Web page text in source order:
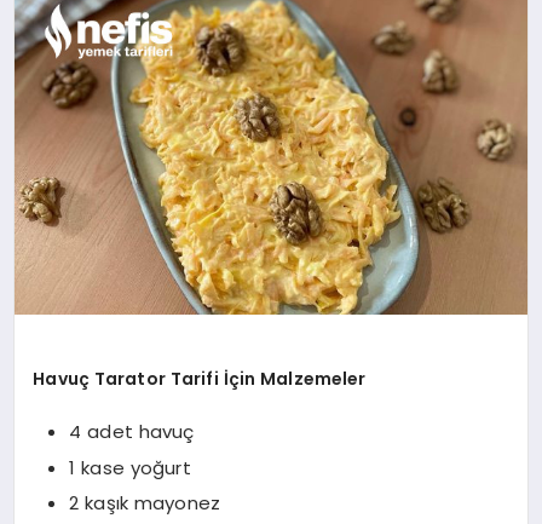
YAŞAM
YEMEK
HESAPLAMALAR
Havuç Tarator Tarifi İçin Malzemeler
4 adet havuç
1 kase yoğurt
2 kaşık mayonez